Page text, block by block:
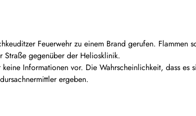
Feuerwehr zu einem Brand gerufen. Flammen
Straße gegenüber der Heliosklinik.
Informationen vor. Die Wahrscheinlichkeit, dass
ergeben.